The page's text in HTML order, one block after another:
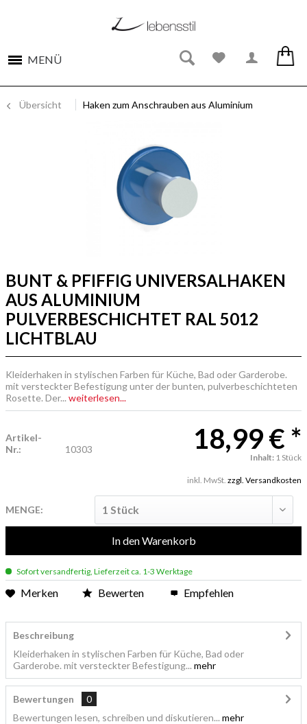
MENÜ
Übersicht Haken zum Anschrauben aus Aluminium
BUNT & PFIFFIG UNIVERSALHAKEN
AUS ALUMINIUM
PULVERBESCHICHTET RAL 5012
LICHTBLAU
Kleiderhaken in stylischen Farben für Küche, Bad oder Garderobe.
mit versteckter Befestigung unter der bunten, pulverbeschichteten
Rosette. Der... weiterlesen...
Artikel-
Nr.:
10303 18,99 € *
Inhalt: 1 Stück
inkl. MwSt. zzgl. Versandkosten
MENGE:
In denWarenkorb
Sofort versandfertig, Lieferzeit ca. 1-3 Werktage
Merken Bewerten Empfehlen
Beschreibung
Kleiderhaken in stylischen Farben für Küche, Bad oder
Garderobe. mit versteckter Befestigung... mehr
Bewertungen
0
Bewertungen lesen, schreiben und diskutieren... mehr